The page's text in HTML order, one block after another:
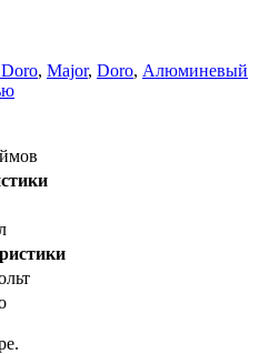
, Major, Doro, Алюминевый